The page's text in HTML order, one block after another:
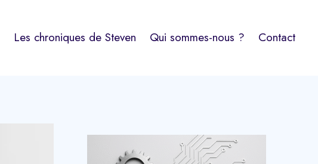
Les chroniques de Steven Qui sommes-nous ? Contact